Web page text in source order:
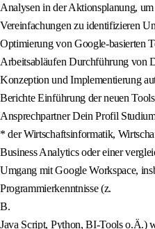
Analysen in der Aktionsplanung,
Vereinfachungen zu identifizieren
Optimierung von Google-basierten
Arbeitsabläufen Durchführung von
Konzeption und Implementierung
Berichte Einführung der neuen
Ansprechpartner Dein Profil
* der Wirtschaftsinformatik,
Business Analytics oder einer
Umgang mit Google Workspace,
Programmierkenntnisse (z.
B.
Java Script, Python, BI-Tools o.Ä.)